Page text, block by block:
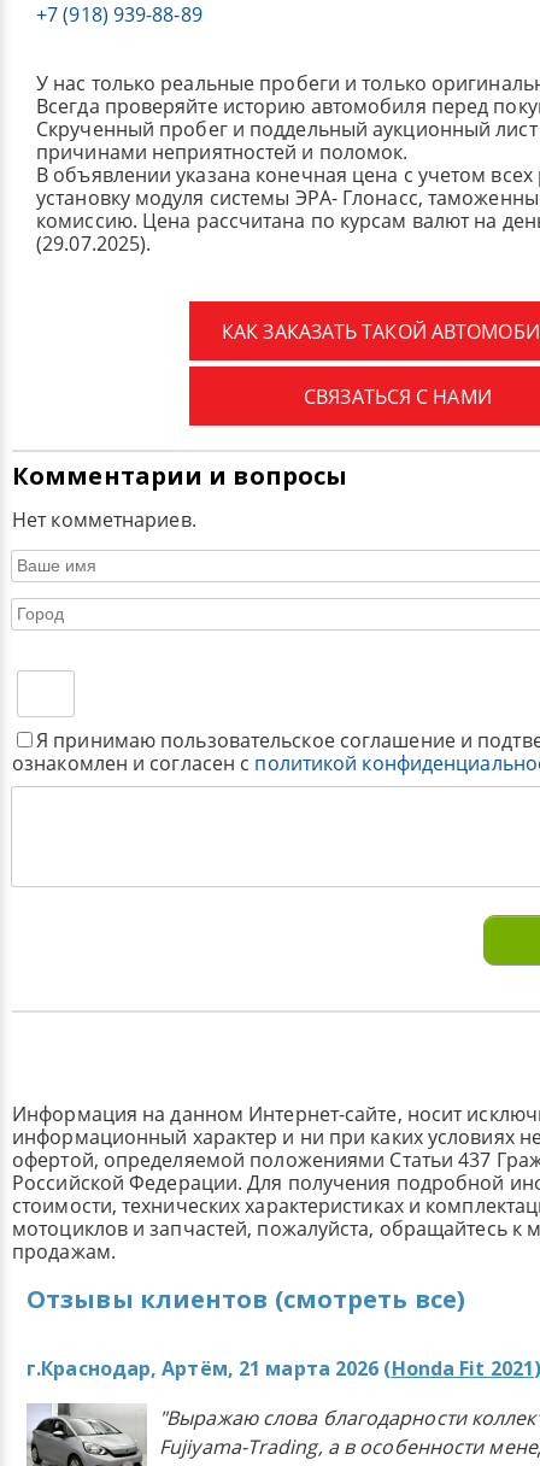
+7 (918) 939-88-89
У нас только реальные пробеги и только
Всегда проверяйте историю автомобиля перед
Скрученный пробег и поддельный аукционный лист
причинами неприятностей и поломок.
В объявлении указана конечная цена с учетом
установку модуля системы ЭРА- Глонасс,
комиссию. Цена рассчитана по курсам валют на
(29.07.2025).
КАК ЗАКАЗАТЬ ТАКОЙ
СВЯЗАТЬСЯ С НАМИ
Комментарии и вопросы
Нет комметнариев.
Я принимаю пользовательское соглашение и
ознакомлен и согласен с политикой
Информация на данном Интернет-сайте, носит
информационный характер и ни при каких условиях
офертой, определяемой положениями Статьи 437
Российской Федерации. Для получения подробной
стоимости, технических характеристиках и
мотоциклов и запчастей, пожалуйста, обращайтесь к
продажам.
Отзывы клиентов (смотреть все)
г.Краснодар, Артём, 21 марта 2026 (Honda Fit 2021
"Выражаю слова благодарности
Fujiyama-Trading, а в особенности